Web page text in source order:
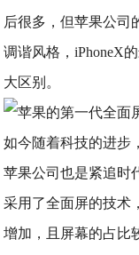
后很多，但苹果公司
调谐风格，iPhoneX
大区别。
如今随着科技的进步
苹果公司也是紧追时
采用了全面屏的技术
增加，且屏幕的占比